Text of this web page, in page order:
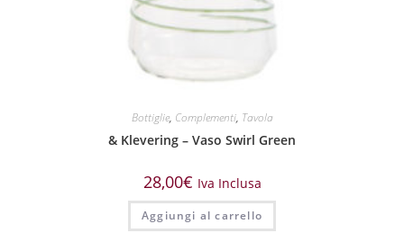
Bottiglie, Complementi, Tavola
& Klevering – Vaso Swirl Green
28,00€ Iva Inclusa
Aggiungi al carrello